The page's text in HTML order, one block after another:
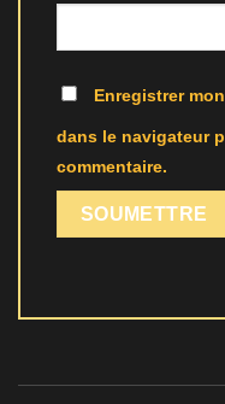
Enregistrer
dans le navigateur
commentaire.